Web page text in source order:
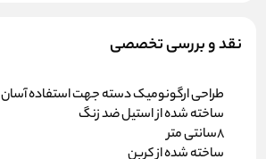
نقد و بررسی تخصصی
طراحی ارگونومیک دسته جهت استفاده آسان
ساخته شده از استیل ضد زنگ
8سانتی متر
ساخته شده از کربن